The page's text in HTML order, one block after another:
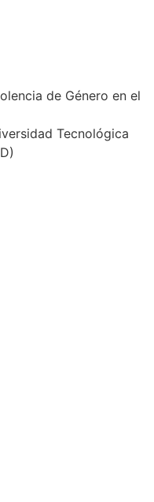
de Género en el
Tecnológica